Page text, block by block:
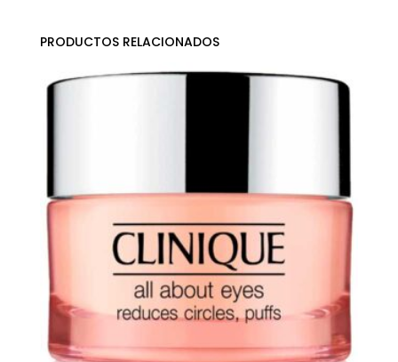
PRODUCTOS RELACIONADOS